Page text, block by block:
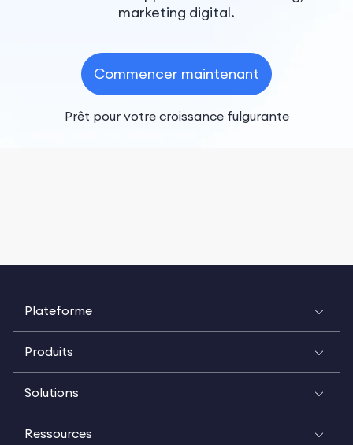
marketing digital.
Commencer maintenant
Prêt pour votre croissance fulgurante
Plateforme
Produits
Solutions
Ressources